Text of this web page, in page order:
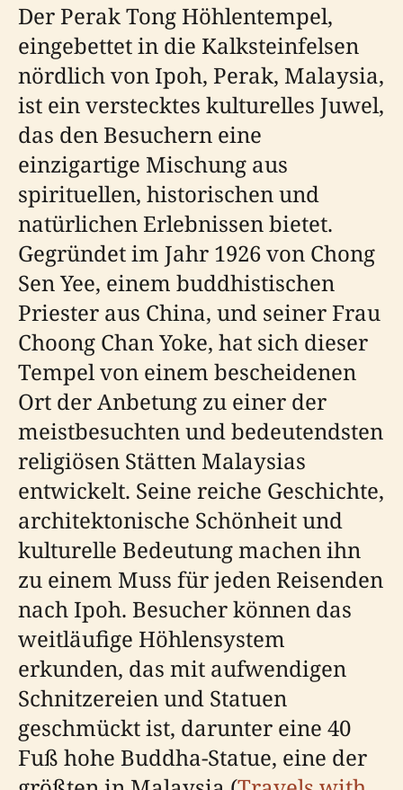
Der Perak Tong Höhlentempel,
eingebettet in die Kalksteinfelsen
nördlich von Ipoh, Perak, Malaysia,
ist ein verstecktes kulturelles Juwel,
das den Besuchern eine
einzigartige Mischung aus
spirituellen, historischen und
natürlichen Erlebnissen bietet.
Gegründet im Jahr 1926 von Chong
Sen Yee, einem buddhistischen
Priester aus China, und seiner Frau
Choong Chan Yoke, hat sich dieser
Tempel von einem bescheidenen
Ort der Anbetung zu einer der
meistbesuchten und bedeutendsten
religiösen Stätten Malaysias
entwickelt. Seine reiche Geschichte,
architektonische Schönheit und
kulturelle Bedeutung machen ihn
zu einem Muss für jeden Reisenden
nach Ipoh. Besucher können das
weitläufige Höhlensystem
erkunden, das mit aufwendigen
Schnitzereien und Statuen
geschmückt ist, darunter eine 40
Fuß hohe Buddha-Statue, eine der